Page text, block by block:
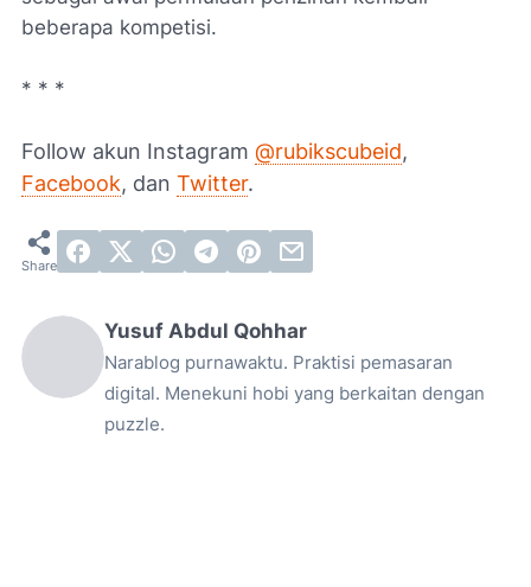
beberapa kompetisi.
* * *
Follow akun Instagram @rubikscubeid,
Facebook, dan Twitter.
Yusuf Abdul Qohhar
Narablog purnawaktu. Praktisi pemasaran
digital. Menekuni hobi yang berkaitan dengan
puzzle.